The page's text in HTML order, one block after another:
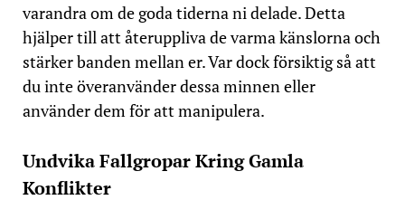
varandra om de goda tiderna ni delade. Detta
hjälper till att återuppliva de varma känslorna och
stärker banden mellan er. Var dock försiktig så att
du inte överanvänder dessa minnen eller
använder dem för att manipulera.
Undvika Fallgropar Kring Gamla
Konflikter